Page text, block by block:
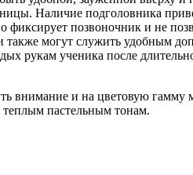
Наличие подголовника
фиксирует позвоночник и не
также могут служить удобным
рукам ученика после
внимание и на цветовую гамму
теплым пастельным тонам.